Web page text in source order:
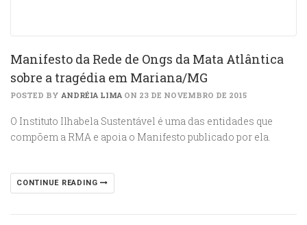
Manifesto da Rede de Ongs da Mata Atlântica
sobre a tragédia em Mariana/MG
POSTED BY ANDRÉIA LIMA ON 23 DE NOVEMBRO DE 2015
O Instituto Ilhabela Sustentável é uma das entidades que
compõem a RMA e apoia o Manifesto publicado por ela.
CONTINUE READING